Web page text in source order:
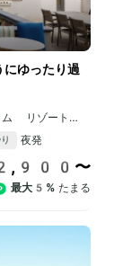
にゆったり過
リゾート
夜発
〜
最大5% たまる